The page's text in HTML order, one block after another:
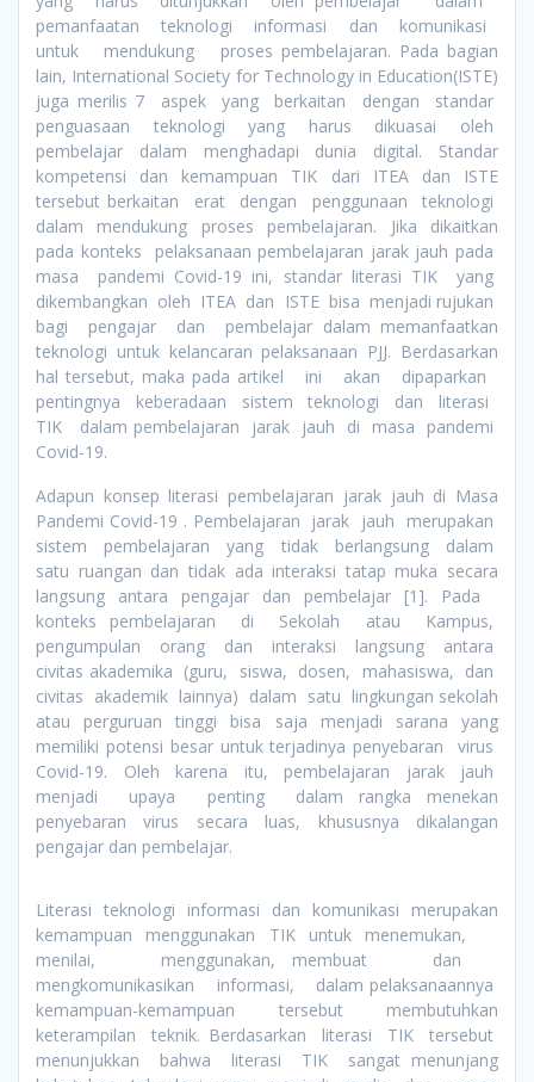
pemanfaatan teknologi informasi dan komunikasi
untuk mendukung proses pembelajaran. Pada bagian
lain, International Society for Technology in Education(ISTE)
juga merilis 7 aspek yang berkaitan dengan standar
penguasaan teknologi yang harus dikuasai oleh
pembelajar dalam menghadapi dunia digital. Standar
kompetensi dan kemampuan TIK dari ITEA dan ISTE
tersebut berkaitan erat dengan penggunaan teknologi
dalam mendukung proses pembelajaran. Jika dikaitkan
pada konteks pelaksanaan pembelajaran jarak jauh pada
masa pandemi Covid-19 ini, standar literasi TIK yang
dikembangkan oleh ITEA dan ISTE bisa menjadi rujukan
bagi pengajar dan pembelajar dalam memanfaatkan
teknologi untuk kelancaran pelaksanaan PJJ. Berdasarkan
hal tersebut, maka pada artikel ini akan dipaparkan
pentingnya keberadaan sistem teknologi dan literasi
TIK dalam pembelajaran jarak jauh di masa pandemi
Covid-19.
Adapun konsep literasi pembelajaran jarak jauh di Masa
Pandemi Covid-19 . Pembelajaran jarak jauh merupakan
sistem pembelajaran yang tidak berlangsung dalam
satu ruangan dan tidak ada interaksi tatap muka secara
langsung antara pengajar dan pembelajar [1]. Pada
konteks pembelajaran di Sekolah atau Kampus,
pengumpulan orang dan interaksi langsung antara
civitas akademika (guru, siswa, dosen, mahasiswa, dan
civitas akademik lainnya) dalam satu lingkungan sekolah
atau perguruan tinggi bisa saja menjadi sarana yang
memiliki potensi besar untuk terjadinya penyebaran virus
Covid-19. Oleh karena itu, pembelajaran jarak jauh
menjadi upaya penting dalam rangka menekan
penyebaran virus secara luas, khususnya dikalangan
pengajar dan pembelajar.
Literasi teknologi informasi dan komunikasi merupakan
kemampuan menggunakan TIK untuk menemukan,
menilai, menggunakan, membuat dan
mengkomunikasikan informasi, dalam pelaksanaannya
kemampuan-kemampuan tersebut membutuhkan
keterampilan teknik. Berdasarkan literasi TIK tersebut
menunjukkan bahwa literasi TIK sangat menunjang